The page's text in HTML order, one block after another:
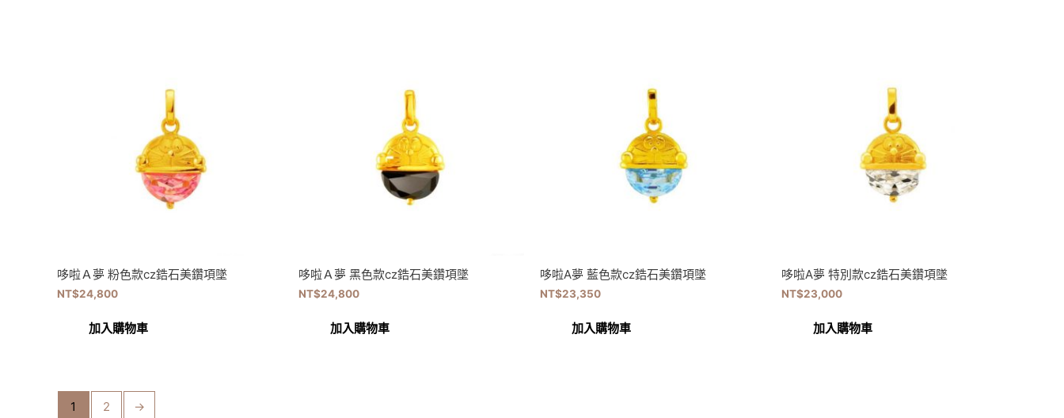
哆啦Ａ夢 粉色款cz鋯石美鑽項墜
NT$24,800
加入購物車
哆啦Ａ夢 黑色款cz鋯石美鑽項墜
NT$24,800
加入購物車
哆啦A夢 藍色款cz鋯石美鑽項墜
NT$23,350
加入購物車
哆啦A夢 特別款cz鋯石美鑽項墜
NT$23,000
加入購物車
1 2 →